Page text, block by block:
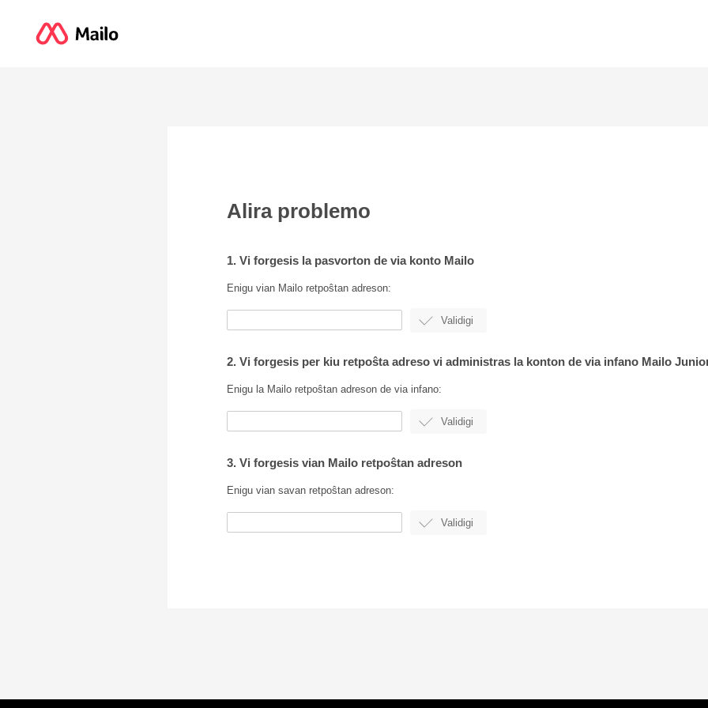
Alira problemo
1. Vi forgesis la pasvorton de via konto Mailo
Enigu vian Mailo retpoŝtan adreson:
2. Vi forgesis per kiu retpoŝta adreso vi administras la konton de via infano Mailo
Enigu la Mailo retpoŝtan adreson de via infano:
3. Vi forgesis vian Mailo retpoŝtan adreson
Enigu vian savan retpoŝtan adreson: